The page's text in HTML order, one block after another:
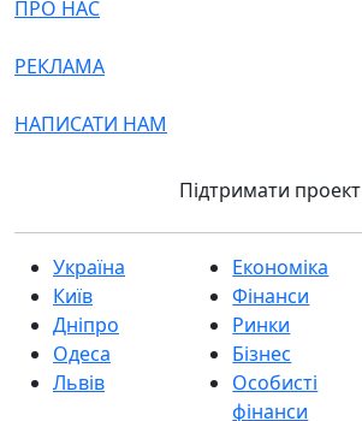
ПРО НАС
РЕКЛАМА
НАПИСАТИ НАМ
Підтримати проект
Україна
Київ
Дніпро
Одеса
Львів
Економіка
Фінанси
Ринки
Бізнес
Особисті
фінанси